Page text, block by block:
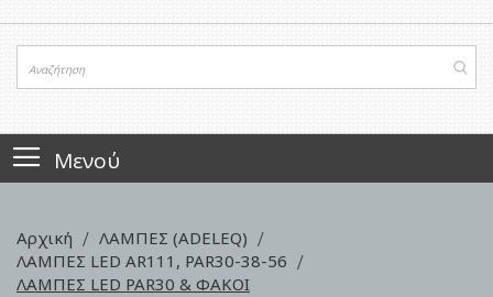
Μενού
Αρχική
ΛΑΜΠΕΣ (ADELEQ)
ΛΑΜΠΕΣ LED ΑR111, PAR30-38-56
ΛΑΜΠΕΣ LED PAR30 & ΦΑΚΟΙ